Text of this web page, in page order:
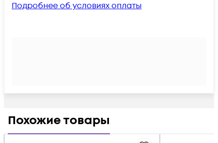
Подробнее об условиях оплаты
Похожие товары